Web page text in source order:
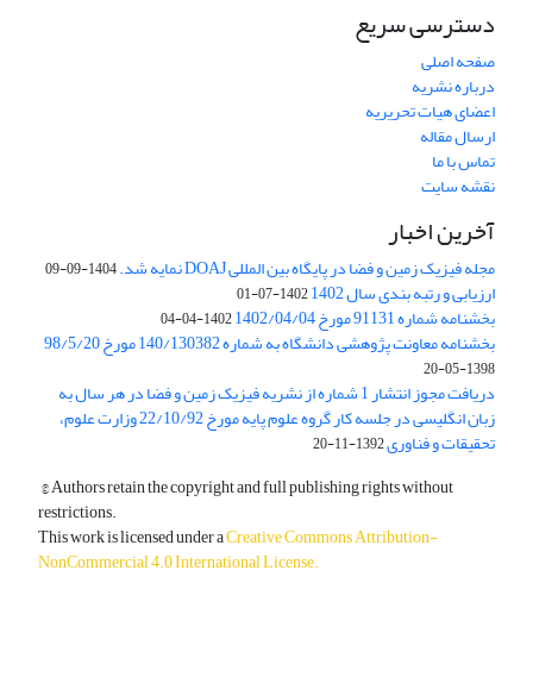
دسترسی سریع
صفحه اصلی
درباره نشریه
اعضای هیات تحریریه
ارسال مقاله
تماس با ما
نقشه سایت
آخرین اخبار
مجله فیزیک زمین و فضا در پایگاه بین المللی DOAJ نمایه شد. 1404-09-09
ارزیابی و رتبه بندی سال 1402 1402-07-01
بخشنامه شماره 91131 مورخ 1402/04/04 1402-04-04
بخشنامه معاونت پژوهشی دانشگاه به شماره 140/130382 مورخ 98/5/20
1398-05-20
دریافت مجوز انتشار 1 شماره از نشریه فیزیک زمین و فضا در هر سال به
زبان انگلیسی در جلسه کار گروه علوم پایه مورخ 22/10/92 وزارت علوم،
تحقیقات و فناوری1392-11-20
© Authors retain the copyright and full publishing rights without
restrictions.
This work is licensed under aCreative Commons Attribution-
NonCommercial 4.0 International License.